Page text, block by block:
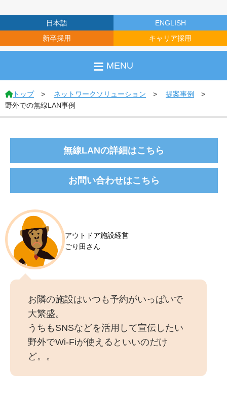
日本語
ENGLISH
新卒採用
キャリア採用
MENU
トップ ネットワークソリューション
提案事例
野外での無線LAN事例
無線LANの詳細はこちら
お問い合わせはこちら
アウトドア施設経営
ごり田さん
お隣の施設はいつも予約がいっぱいで
大繁盛。
うちもSNSなどを活用して宣伝したい
野外でWi-Fiが使えるといいのだけ
ど。。